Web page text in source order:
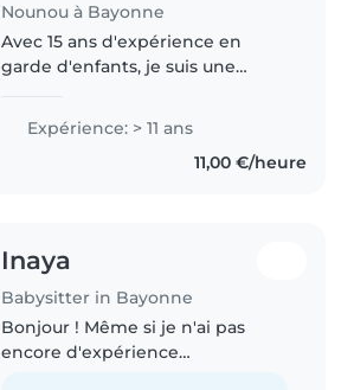
Nounou à Bayonne
Avec 15 ans d'expérience en
garde d'enfants, je suis une
qualifiée, spécialisée dans les
bébés et les tout-petits. Certifiée
en premiers secours, je suis à
Expérience: > 11 ans
11,00 €/heure
Inaya
Babysitter in Bayonne
Bonjour ! Même si je n'ai pas
encore d'expérience